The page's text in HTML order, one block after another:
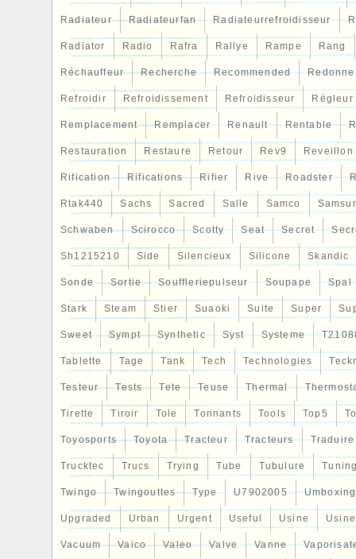
Radiateur Radiateurfan Radiateurrefroidisseur
Radiator Radio Rafra Rallye Rampe Rang
Réchauffeur Recherche Recommended Redonne
Refroidir Refroidissement Refroidisseur Régleur
Remplacement Remplacer Renault Rentable
Restauration Restaure Retour Rev9 Reveillon
Rification Rifications Rifier Rive Roadster
Rtak440 Sachs Sacred Salle Samco
Schwaben Scirocco Scotty Seat Secret
Sh1215210 Side Silencieux Silicone Skandic
Sonde Sortie Souffleriepulseur Soupape Spal
Stark Steam Stier Suaoki Suite Super
Sweet Sympt Synthetic Syst Systeme
Tablette Tage Tank Tech Technologies
Testeur Tests Tete Teuse Thermal
Tirette Tiroir Tole Tonnants Tools Top5
Toyosports Toyota Tracteur Tracteurs Traduire
Trucktec Trucs Trying Tube Tubulure
Twingo Twingouttes Type U7902005 Umboxing
Upgraded Urban Urgent Useful Usine
Vacuum Vaico Valeo Valve Vanne